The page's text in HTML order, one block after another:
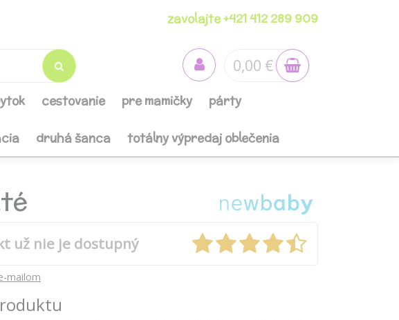
zavolajte +421 412 289 909
0,00 €
cestovanie pre mamičky párty
druhá šanca totálny výpredaj oblečenia
už nie je dostupný
mailom